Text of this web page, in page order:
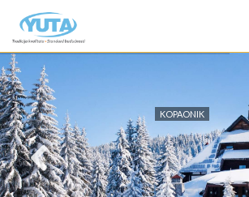
KOPAONIK